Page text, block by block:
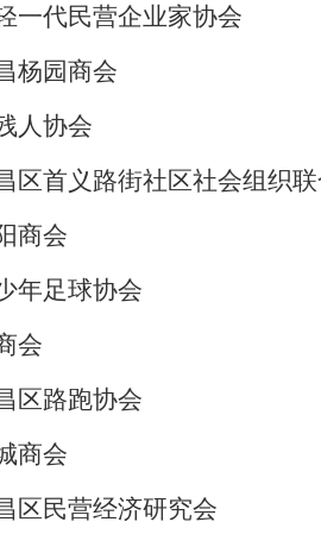
一代民营企业家协会
杨园商会
人协会
区首义路街社区社会组织
商会
年足球协会
会
区路跑协会
商会
区民营经济研究会